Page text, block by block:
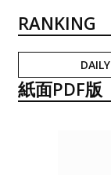
RANKING
DAILY
紙面PDF版